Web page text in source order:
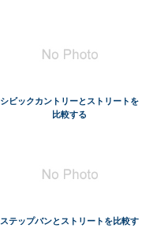
シビックカントリーとストリートを
比較する
ステップバンとストリートを比較す